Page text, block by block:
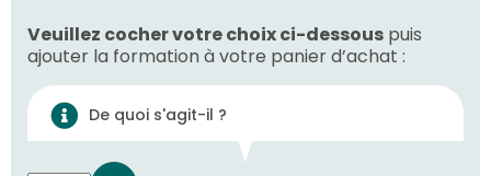
Veuillez cocher votre choix ci-dessous puis
ajouter la formation à votre panier d’achat :
De quoi s'agit-il ?